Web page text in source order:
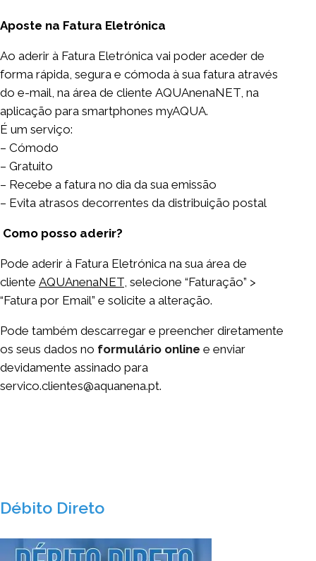
Aposte na Fatura Eletrónica
Ao aderir à Fatura Eletrónica vai poder aceder de
forma rápida, segura e cómoda à sua fatura através
do e-mail, na área de cliente AQUAnenaNET, na
aplicação para smartphones myAQUA.
É um serviço:
– Cómodo
– Gratuito
– Recebe a fatura no dia da sua emissão
– Evita atrasos decorrentes da distribuição postal
Como posso aderir?
Pode aderir à Fatura Eletrónica na sua área de
cliente AQUAnenaNET , selecione “Faturação” >
“Fatura por Email” e solicite a alteração.
Pode também descarregar e preencher diretamente
os seus dados no formulário online e enviar
devidamente assinado para
servico.clientes@aquanena.pt.
Débito Direto